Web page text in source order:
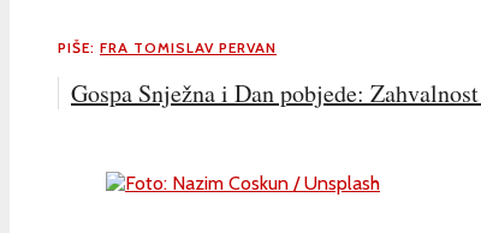
PIŠE: FRA TOMISLAV PERVAN
Gospa Snježna i Dan pobjede: